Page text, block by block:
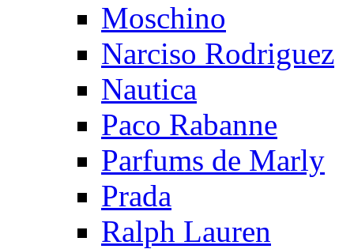
Moschino
Narciso Rodriguez
Nautica
Paco Rabanne
Parfums de Marly
Prada
Ralph Lauren